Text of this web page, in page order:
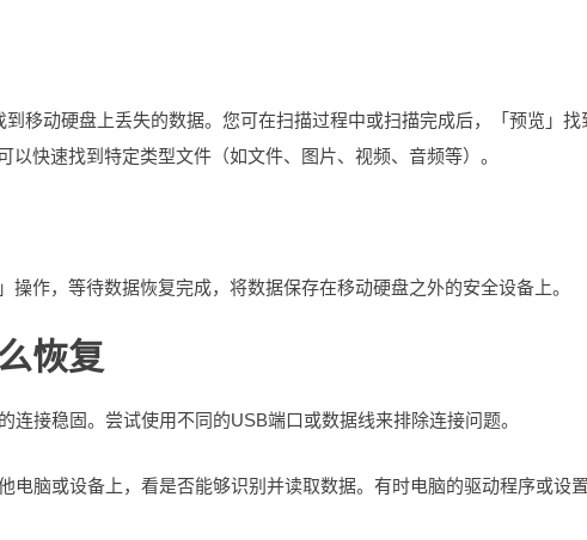
移动硬盘上丢失的数据。您可在扫描过程中或扫描完成后，「预览」找
快速找到特定类型文件（如文件、图片、视频、音频等）。
作，等待数据恢复完成，将数据保存在移动硬盘之外的安全设备上。
恢复
连接稳固。尝试使用不同的USB端口或数据线来排除连接问题。
电脑或设备上，看是否能够识别并读取数据。有时电脑的驱动程序或设